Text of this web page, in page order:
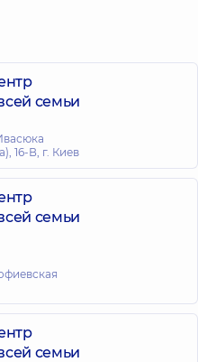
семьи
16-В, г. Киев
семьи
семьи